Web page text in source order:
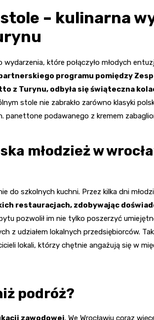
– kulinarna
które połączyło młodych
programu pomiędzy
z Turynu, odbyła się świąteczna
stole nie zabrakło zarówno klasyki
panettone podawanego z kremem
młodzież w
do szkolnych kuchni. Przez kilka dni
restauracjach, zdobywając
pozwolił im nie tylko poszerzyć
z udziałem lokalnych przedsiębiorców.
lokali, którzy chętnie angażują się w
podróż?
zawodowej. We Wrocławiu coraz